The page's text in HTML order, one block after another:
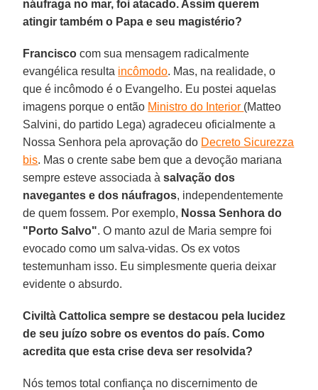
náufraga no mar, foi atacado. Assim querem
atingir também o Papa e seu magistério?
Francisco com sua mensagem radicalmente
evangélica resulta incômodo. Mas, na realidade, o
que é incômodo é o Evangelho. Eu postei aquelas
imagens porque o então Ministro do Interior (Matteo
Salvini, do partido Lega) agradeceu oficialmente a
Nossa Senhora pela aprovação do Decreto Sicurezza
bis. Mas o crente sabe bem que a devoção mariana
sempre esteve associada àsalvação dos
navegantes e dos náufragos, independentemente
de quem fossem. Por exemplo, Nossa Senhora do
"Porto Salvo". O manto azul de Maria sempre foi
evocado como um salva-vidas. Os ex votos
testemunham isso. Eu simplesmente queria deixar
evidente o absurdo.
Civiltà Cattolica sempre se destacou pela lucidez
de seu juízo sobre os eventos do país. Como
acredita que esta crise deva ser resolvida?
Nós temos total confiança no discernimento de